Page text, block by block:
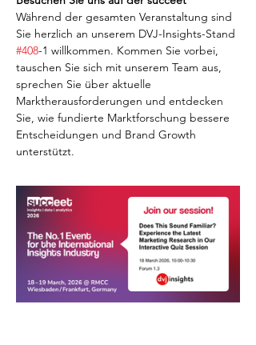
Während der gesamten Veranstaltung sind
Sie herzlich an unserem DVJ-Insights-Stand
#408-1 willkommen. Kommen Sie vorbei,
tauschen Sie sich mit unserem Team aus,
sprechen Sie über aktuelle
Marktherausforderungen und entdecken
Sie, wie fundierte Marktforschung bessere
Entscheidungen und Brand Growth
unterstützt.